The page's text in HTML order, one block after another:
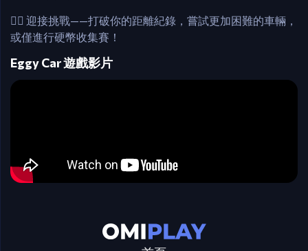
🧗‍♂️ 迎接挑戰——打破你的距離紀錄，嘗試更加困難的車輛，
或僅進行硬幣收集賽！
Eggy Car 遊戲影片